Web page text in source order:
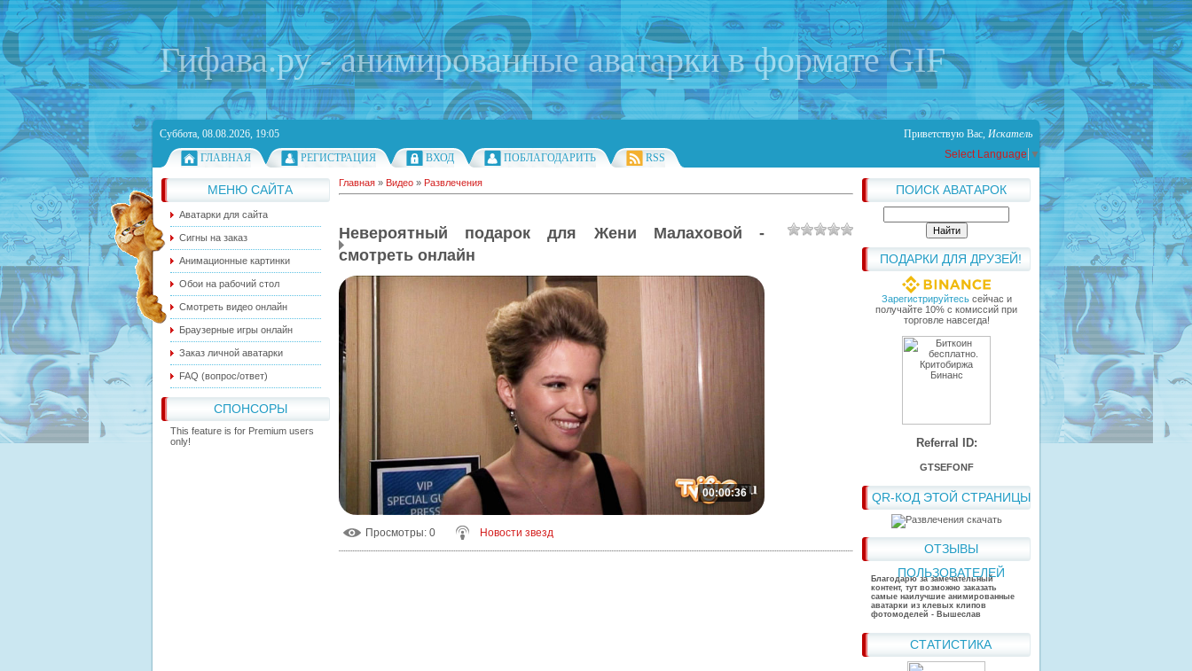
Гифава.ру - анимированные аватарки в формате GIF
Суббота, 08.08.2026, 19:05 Приветствую Вас, Искатель
ГЛАВНАЯ
РЕГИСТРАЦИЯ ВХОД ПОБЛАГОДАРИТЬ RSS Select Language ▼
МЕНЮ САЙТА
Аватарки для сайта
Сигны на заказ
Анимационные картинки
Обои на рабочий стол
Смотреть видео онлайн
Браузерные игры онлайн
Заказ личной аватарки
FAQ (вопрос/ответ)
СПОНСОРЫ
This feature is for Premium users
only!
ПОИСК АВАТАРОК
ПОДАРКИ ДЛЯ ДРУЗЕЙ!
Зарегистрируйтесьсейчас и
получайте 10% с комиссий при
торговле навсегда!
Referral ID:
GTSEFONF
QR-КОД ЭТОЙ СТРАНИЦЫ
ОТЗЫВЫ
ПОЛЬЗОВАТЕЛЕЙ
Благодарю за замечательный
контент, тут возможно заказать
самые наилучшие анимированные
аватарки из клевых клипов
фотомоделей - Вышеслав
СТАТИСТИКА
Главная » Видео » Развлечения
Невероятный подарок для Жени Малаховой -
смотреть онлайн
00:00:36
Просмотры: 0 Новости звезд